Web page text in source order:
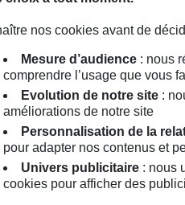
nos cookies avant de
Mesure d’audience : nous
comprendre l’usage que vous
Evolution de notre site :
améliorations de notre site
Personnalisation de la
pour adapter nos contenus et
Univers publicitaire : nous
cookies pour afficher des